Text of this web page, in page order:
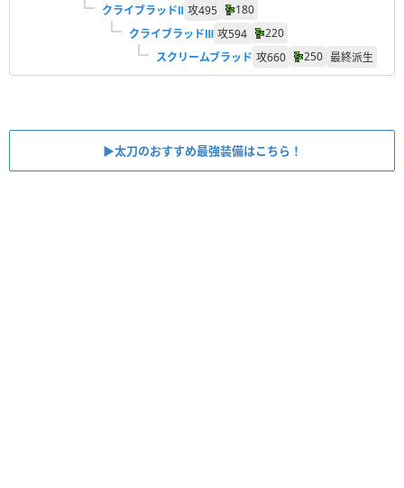
クライブラッドⅡ 攻495
180
クライブラッドⅢ 攻594
220
スクリームブラッド 攻660 250 最終派生
▶︎太刀のおすすめ最強装備はこちら！